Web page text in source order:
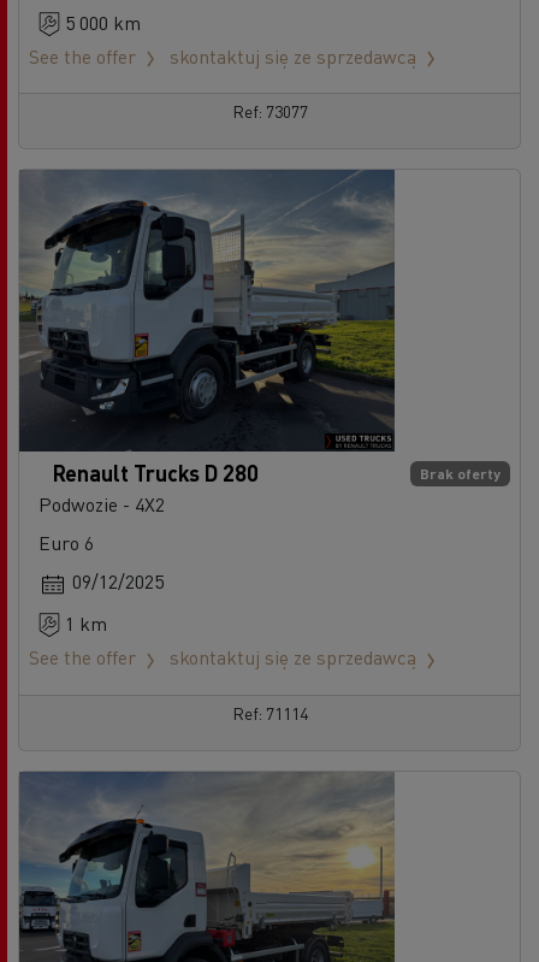
5 000 km
See the offer
skontaktuj się ze sprzedawcą
Ref: 73077
Brak oferty
Renault Trucks D 280
Podwozie - 4X2
Euro 6
09/12/2025
1 km
See the offer
skontaktuj się ze sprzedawcą
Ref: 71114